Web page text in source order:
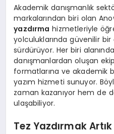
Akademik danışmanlık
markalarından biri olan
yazdırma hizmetleriyle
yolculuklarında güvenilir
sürdürüyor. Her biri
danışmanlardan oluşan
formatlarına ve akademik
yazım hizmeti sunuyor.
zaman kazanıyor hem de
ulaşabiliyor.
Tez Yazdırmak